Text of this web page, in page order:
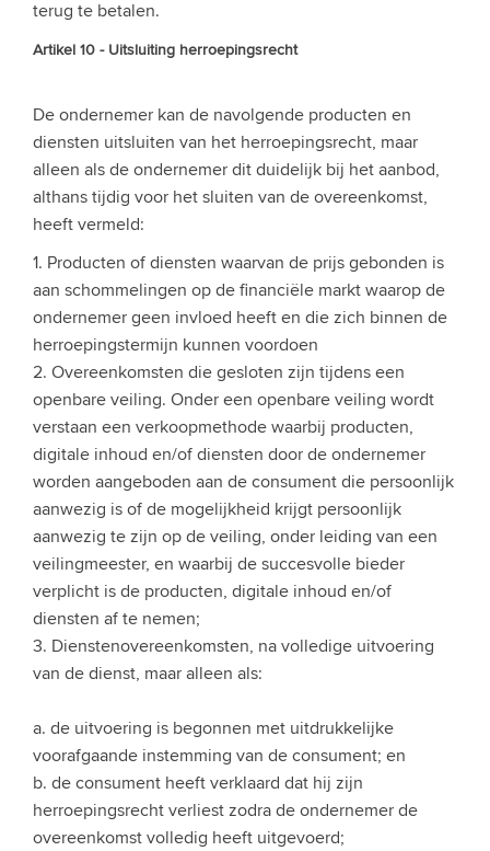
terug te betalen.
Artikel 10 - Uitsluiting herroepingsrecht
De ondernemer kan de navolgende producten en
diensten uitsluiten van het herroepingsrecht, maar
alleen als de ondernemer dit duidelijk bij het aanbod,
althans tijdig voor het sluiten van de overeenkomst,
heeft vermeld:
1. Producten of diensten waarvan de prijs gebonden is
aan schommelingen op de financiële markt waarop de
ondernemer geen invloed heeft en die zich binnen de
herroepingstermijn kunnen voordoen
2. Overeenkomsten die gesloten zijn tijdens een
openbare veiling. Onder een openbare veiling wordt
verstaan een verkoopmethode waarbij producten,
digitale inhoud en/of diensten door de ondernemer
worden aangeboden aan de consument die persoonlijk
aanwezig is of de mogelijkheid krijgt persoonlijk
aanwezig te zijn op de veiling, onder leiding van een
veilingmeester, en waarbij de succesvolle bieder
verplicht is de producten, digitale inhoud en/of
diensten af te nemen;
3. Dienstenovereenkomsten, na volledige uitvoering
van de dienst, maar alleen als:
a. de uitvoering is begonnen met uitdrukkelijke
voorafgaande instemming van de consument; en
b. de consument heeft verklaard dat hij zijn
herroepingsrecht verliest zodra de ondernemer de
overeenkomst volledig heeft uitgevoerd;